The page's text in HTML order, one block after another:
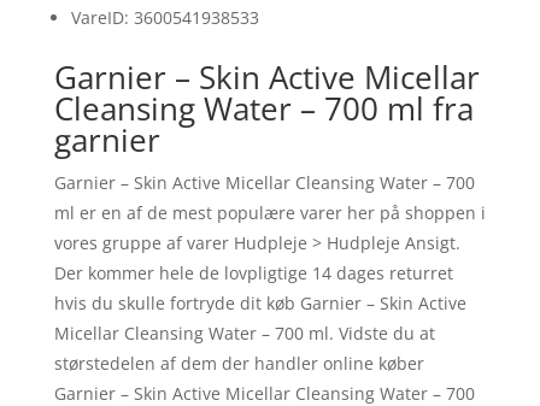
VareID: 3600541938533
Garnier – Skin Active Micellar
Cleansing Water – 700 ml fra
garnier
Garnier – Skin Active Micellar Cleansing Water – 700
ml er en af de mest populære varer her på shoppen i
vores gruppe af varer Hudpleje > Hudpleje Ansigt.
Der kommer hele de lovpligtige 14 dages returret
hvis du skulle fortryde dit køb Garnier – Skin Active
Micellar Cleansing Water – 700 ml. Vidste du at
størstedelen af dem der handler online køber
Garnier – Skin Active Micellar Cleansing Water – 700